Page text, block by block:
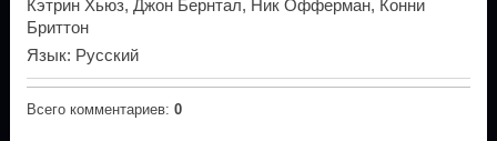
Кэтрин Хьюз, Джон Бернтал, Ник Офферман, Конни
Бриттон
Язык: Русский
Всего комментариев: 0